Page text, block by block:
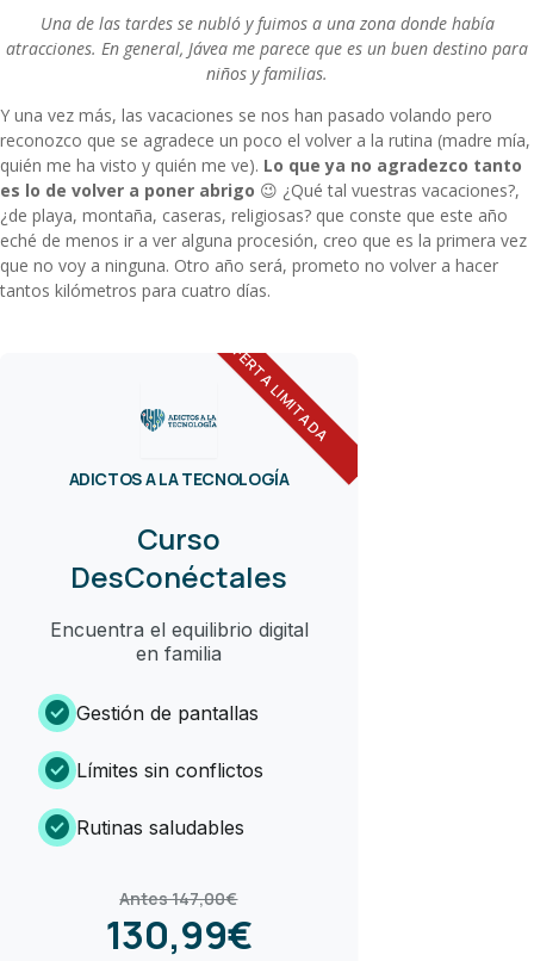
Una de las tardes se nubló y fuimos a una zona donde había
atracciones. En general, Jávea me parece que es un buen destino para
niños y familias.
Y una vez más, las vacaciones se nos han pasado volando pero
reconozco que se agradece un poco el volver a la rutina (madre mía,
quién me ha visto y quién me ve). Lo que ya no agradezco tanto
es lo de volver a poner abrigo 😉 ¿Qué tal vuestras vacaciones?,
¿de playa, montaña, caseras, religiosas? que conste que este año
eché de menos ir a ver alguna procesión, creo que es la primera vez
que no voy a ninguna. Otro año será, prometo no volver a hacer
tantos kilómetros para cuatro días.
OFERTA LIMITADA
ADICTOS A LA TECNOLOGÍA
Curso
DesConéctales
Encuentra el equilibrio digital
en familia
check_circle Gestión de pantallas
check_circle Límites sin conflictos
check_circle Rutinas saludables
Antes 147,00€
130,99€